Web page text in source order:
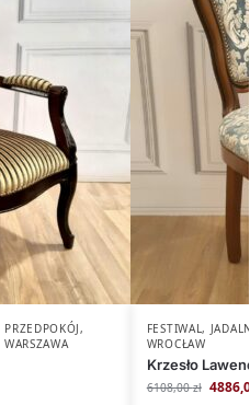
PRZEDPOKÓJ,
WARSZAWA
FESTIWAL,
WROCŁAW
Krzesło
6108,00zł